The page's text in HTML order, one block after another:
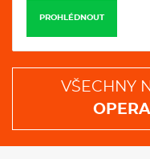
11.498
VŠECHNY